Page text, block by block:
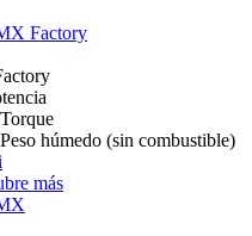
Factory
Torque
Peso húmedo (sin combustible)
más